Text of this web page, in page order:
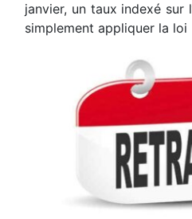
janvier, un taux indexé sur
simplement appliquer la loi